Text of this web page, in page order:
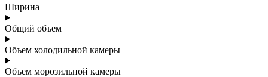
Ширина
Общий объем
Объем холодильной камеры
Объем морозильной камеры